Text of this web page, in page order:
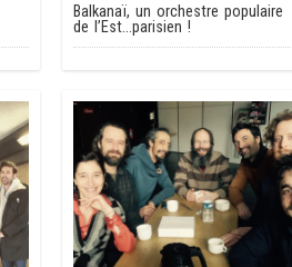
Balkanaï, un orchestre populaire
de l’Est…parisien !